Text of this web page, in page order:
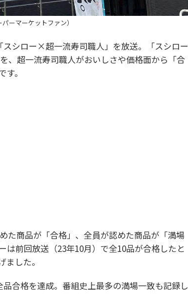
パーマーケットファン）
シロー×超一流寿司職人」を放送。「スシロー
、超一流寿司職人がおいしさや価格面から「合
。
た商品が「合格」、全員が認めた商品が「満場
は前回放送（23年10月）で全10品が合格したと
した。
合格を達成。番組史上最多の満場一致も記録し